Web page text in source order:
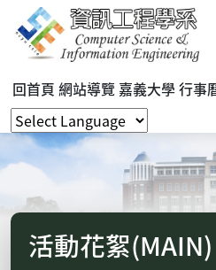
回首頁 網站導覽 嘉義大學行事
活動花絮(MAIN)